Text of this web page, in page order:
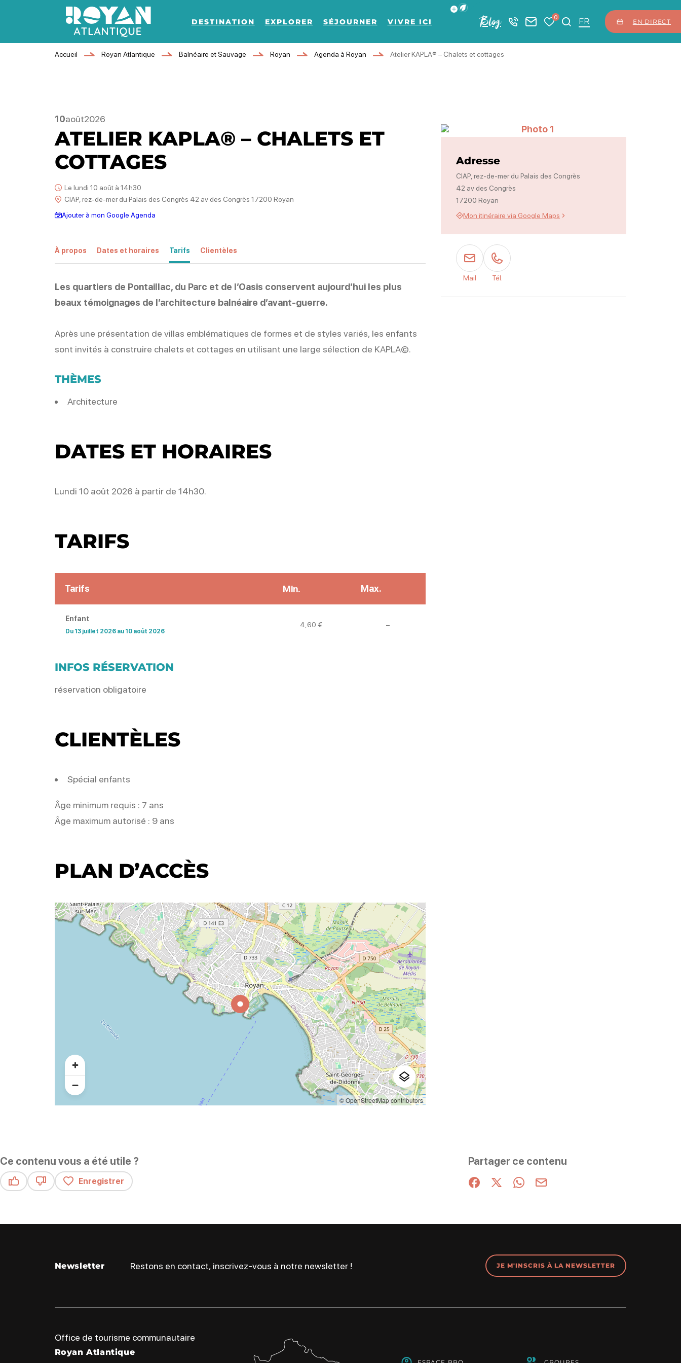
Afficher la barre de navigation du mode éco
Royan Atlantique
DESTINATION EXPLORER SÉJOURNER VIVRE ICI Blog +33 5 46 08 21 00
Nous contacter
Mes favoris
0 Je recherche
FR EN DIRECT
Accueil Royan Atlantique Balnéaire et Sauvage Royan Agenda à Royan Atelier KAPLA® – Chalets et cottages
10août2026
ATELIER KAPLA® – CHALETS ET
COTTAGES
Le lundi 10 août à 14h30
CIAP, rez-de-mer du Palais des Congrès 42 av des Congrès 17200 Royan
Ajouter à mon Google Agenda
À propos Dates et horaires Tarifs Clientèles
Les quartiers de Pontaillac, du Parc et de l’Oasis conservent aujourd’hui les plus
beaux témoignages de l’architecture balnéaire d’avant-guerre.
Après une présentation de villas emblématiques de formes et de styles variés, les enfants
sont invités à construire chalets et cottages en utilisant une large sélection de KAPLA©.
THÈMES
Architecture
DATES ET HORAIRES
Lundi 10 août 2026 à partir de 14h30.
TARIFS
Tarifs Min. Max.
Enfant
Du 13 juillet 2026 au 10 août 2026
4,60 € –Non communiqué
INFOS RÉSERVATION
réservation obligatoire
CLIENTÈLES
Spécial enfants
Âge minimum requis : 7 ans
Âge maximum autorisé : 9 ans
PLAN D’ACCÈS
© OpenStreetMap contributors
Photo 1
Adresse
CIAP, rez-de-mer du Palais des Congrès
42 av des Congrès
17200 Royan
Mon itinéraire via Google Maps
Mail Tél.
Ce contenu vous a été utile ?
Enregistrer
Partager ce contenu
Partager sur Facebook (nouvelle fenêtre)
Partager sur X / Twitter (nouvelle fenêtre)
Partager sur WhatsApp
Partager par mail
Newsletter Restons en contact, inscrivez-vous à notre newsletter ! JE M'INSCRIS À LA NEWSLETTER
Office de tourisme communautaire
Royan Atlantique